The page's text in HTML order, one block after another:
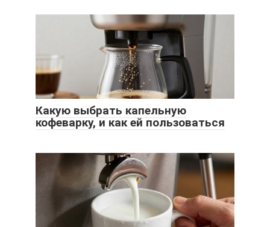
Какую выбрать капельную
кофеварку, и как ей пользоваться